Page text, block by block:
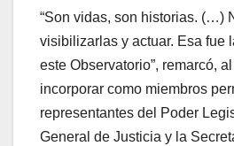
“Son vidas, son historias. (…)
visibilizarlas y actuar. Esa fue
este Observatorio”, remarcó,
incorporar como miembros
representantes del Poder
General de Justicia y la